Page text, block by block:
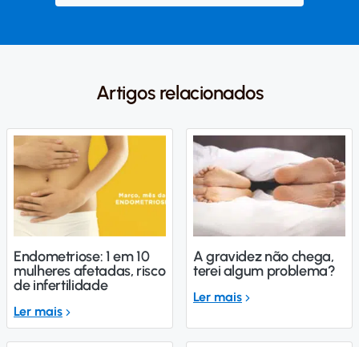
Artigos relacionados
Endometriose: 1 em 10
mulheres afetadas, risco
de infertilidade
Ler mais
A gravidez não chega,
terei algum problema?
Ler mais